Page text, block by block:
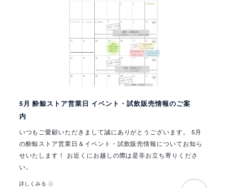
5月 酔鯨ストア営業日 イベント・試飲販売情報のご案
内
いつもご愛顧いただきまして誠にありがとうございます。 5月
の酔鯨ストア営業日＆イベント・試飲販売情報についてお知ら
せいたします！ お近くにお越しの際は是非お立ち寄りくださ
い。
詳しくみる